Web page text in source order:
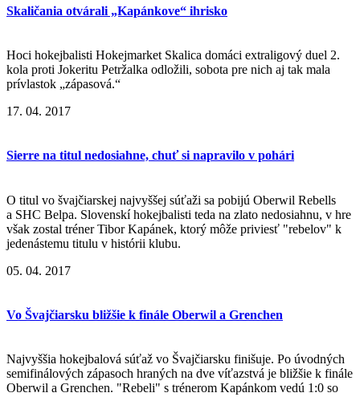
Skaličania otvárali „Kapánkove“ ihrisko
Hoci hokejbalisti Hokejmarket Skalica domáci extraligový duel 2.
kola proti Jokeritu Petržalka odložili, sobota pre nich aj tak mala
prívlastok „zápasová.“
17. 04. 2017
Sierre na titul nedosiahne, chuť si napravilo v pohári
O titul vo švajčiarskej najvyššej súťaži sa pobijú Oberwil Rebells
a SHC Belpa. Slovenskí hokejbalisti teda na zlato nedosiahnu, v hre
však zostal tréner Tibor Kapánek, ktorý môže priviesť "rebelov" k
jedenástemu titulu v histórii klubu.
05. 04. 2017
Vo Švajčiarsku bližšie k finále Oberwil a Grenchen
Najvyššia hokejbalová súťaž vo Švajčiarsku finišuje. Po úvodných
semifinálových zápasoch hraných na dve víťazstvá je bližšie k finále
Oberwil a Grenchen. "Rebeli" s trénerom Kapánkom vedú 1:0 so